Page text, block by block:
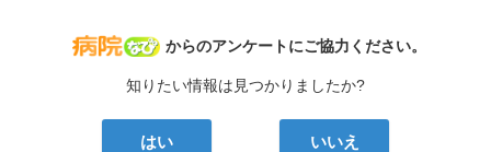
病院なび
からのアンケートにご協力ください。
知りたい情報は見つかりましたか?
はい いいえ